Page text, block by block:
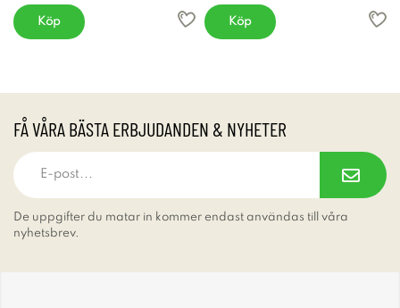
Köp Köp
FÅ VÅRA BÄSTA ERBJUDANDEN & NYHETER
De uppgifter du matar in kommer endast användas till våra
nyhetsbrev.